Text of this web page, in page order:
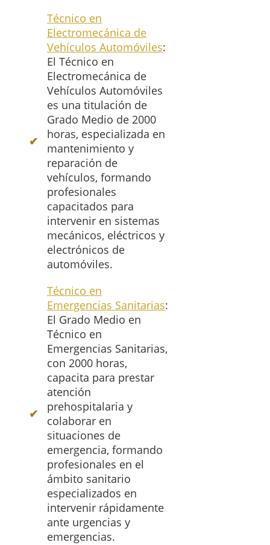
Técnico en
Electromecánica de
Vehículos Automóviles:
El Técnico en
Electromecánica de
Vehículos Automóviles
es una titulación de
Grado Medio de 2000
horas, especializada en
mantenimiento y
reparación de
vehículos, formando
profesionales
capacitados para
intervenir en sistemas
mecánicos, eléctricos y
electrónicos de
automóviles.
Técnico en
Emergencias Sanitarias:
El Grado Medio en
Técnico en
Emergencias Sanitarias,
con 2000 horas,
capacita para prestar
atención
prehospitalaria y
colaborar en
situaciones de
emergencia, formando
profesionales en el
ámbito sanitario
especializados en
intervenir rápidamente
ante urgencias y
emergencias.